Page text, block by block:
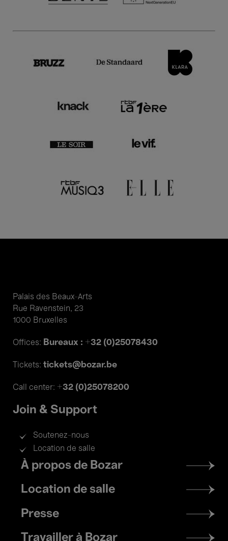
Palais des Beaux-Arts
Rue Ravenstein, 23
1000 Bruxelles
Offices: Bureaux : +32 (0)25078430
Tickets: tickets@bozar.be
Call center: +32 (0)25078200
Join & Support
Soutenez-nous
Location de salle
Footer
menu
À propos de Bozar
Location de salle
Presse
Travailler à Bozar